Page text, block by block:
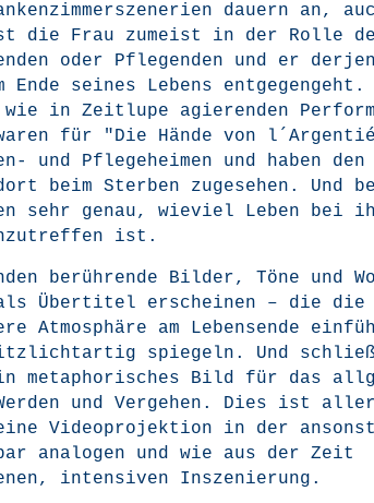
dau­ern an,
die Frau zumeist in der Rol­le
oder Pfle­gen­den und er
Ende sei­nes Lebens ent­ge­gen­geht.
wie in Zeit­lu­pe agie­ren­den
für "Die Hän­de von
und Pfle­ge­hei­men und haben den
beim Ster­ben zuge­se­hen. Und
sehr genau, wie­viel Leben bei
ist.
berüh­ren­de Bil­der, Töne und
Über­ti­tel erschei­nen – die die
Atmo­sphä­re am Lebens­en­de
spie­geln. Und
meta­pho­ri­sches Bild für das
und Ver­ge­hen. Dies ist
Video­pro­jek­ti­on in der
ana­lo­gen und wie aus der Zeit
inten­si­ven Inszenierung.